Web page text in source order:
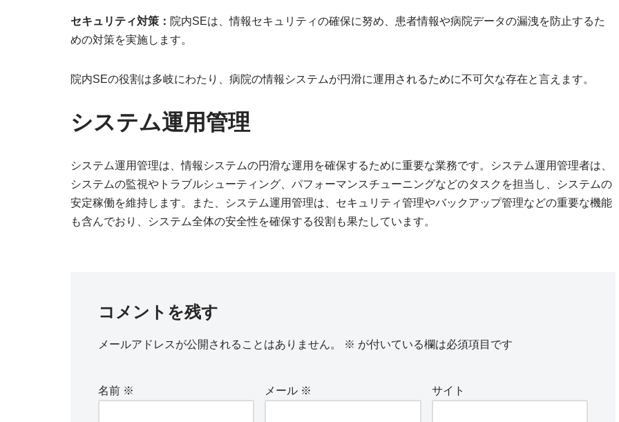
セキュリティ対策： 院内SEは、情報セキュリティの確保に努め、患者情報や病院データの漏洩を防止するた
めの対策を実施します。
院内SEの役割は多岐にわたり、病院の情報システムが円滑に運用されるために不可欠な存在と言えます。
システム運用管理
システム運用管理は、情報システムの円滑な運用を確保するために重要な業務です。システム運用管理者は、
システムの監視やトラブルシューティング、パフォーマンスチューニングなどのタスクを担当し、システムの
安定稼働を維持します。また、システム運用管理は、セキュリティ管理やバックアップ管理などの重要な機能
も含んでおり、システム全体の安全性を確保する役割も果たしています。
コメントを残す
メールアドレスが公開されることはありません。 ※ が付いている欄は必須項目です
名前 ※ メール ※ サイト